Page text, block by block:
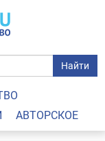
Найти
АВТОРСКОЕ